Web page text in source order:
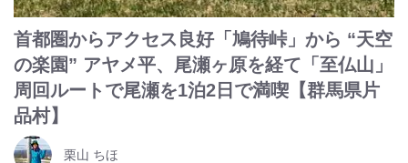
首都圏からアクセス良好「鳩待峠」から “天空
の楽園” アヤメ平、尾瀬ヶ原を経て「至仏山」
周回ルートで尾瀬を1泊2日で満喫【群馬県片
品村】
栗山 ちほ